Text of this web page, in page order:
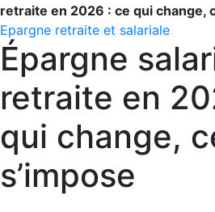
retraite en 2026 : ce qui change,
Epargne retraite et salariale
Épargne
retraite en
qui change,
s’impose